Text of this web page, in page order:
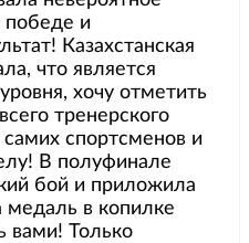
победе и
Казахстанская
что является
хочу отметить
тренерского
спортсменов и
В полуфинале
бой и приложила
в копилке
вами! Только